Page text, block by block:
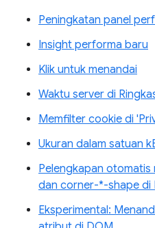
Peningkatan panel
Insight performa baru
Klik untuk menandai
Waktu server di
Memfilter cookie di
Ukuran dalam satuan
Pelengkapan
dan corner-*-shape di
Eksperimental: